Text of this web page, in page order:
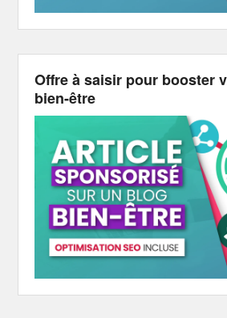
Offre à saisir pour booster
bien-être